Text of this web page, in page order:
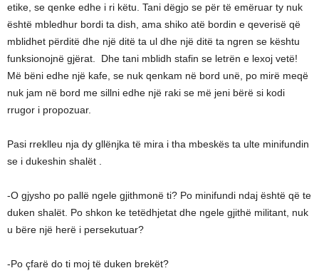
etike, se qenke edhe i ri këtu. Tani dëgjo se për të emëruar ty nuk
është mbledhur bordi ta dish, ama shiko atë bordin e qeverisë që
mblidhet përditë dhe një ditë ta ul dhe një ditë ta ngren se kështu
funksionojnë gjërat. Dhe tani mblidh stafin se letrën e lexoj vetë!
Më bëni edhe një kafe, se nuk qenkam në bord unë, po mirë meqë
nuk jam në bord me sillni edhe një raki se më jeni bërë si kodi
rrugor i propozuar.
Pasi rreklleu nja dy gllënjka të mira i tha mbeskës ta ulte minifundin
se i dukeshin shalët .
-O gjysho po pallë ngele gjithmonë ti? Po minifundi ndaj është që te
duken shalët. Po shkon ke tetëdhjetat dhe ngele gjithë militant, nuk
u bëre një herë i persekutuar?
-Po çfarë do ti moj të duken brekët?